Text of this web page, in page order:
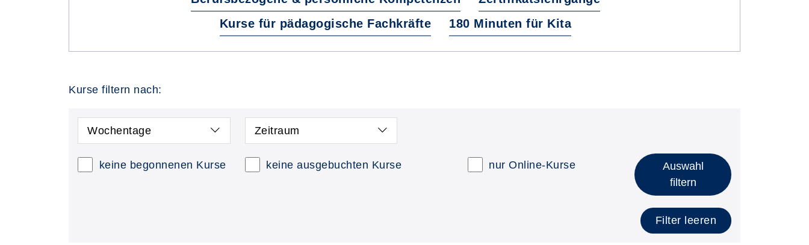
Kurse für pädagogische Fachkräfte
180 Minuten für Kita
Kurse filtern nach:
Wochentage Zeitraum
keine begonnenen Kurse keine ausgebuchten Kurse nur Online-Kurse
Auswahl
filtern
Filter leeren